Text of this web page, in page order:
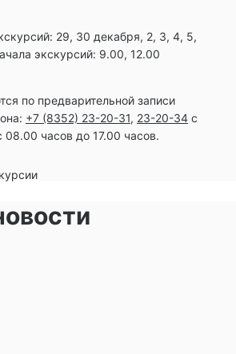
29, 30 декабря, 2, 3, 4, 5,
экскурсий: 9.00, 12.00
по предварительной записи
+7 (8352) 23-20-31, 23-20-34 с
08.00 часов до 17.00 часов.